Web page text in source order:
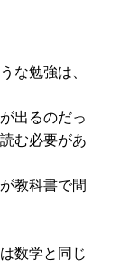
な勉強は、
出るのだっ
む必要があ
教科書で間
数学と同じ